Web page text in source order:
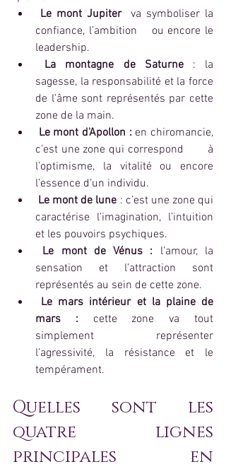
Le mont Jupiter
  va symboliser la
confiance, l’ambition 	ou encore le
leadership.
La montagne de Saturne : la
sagesse, la responsabilité et la force
de l’âme sont représentés par cette
zone de la main.
Le mont d'Apollon : en chiromancie,
c’est une zone qui correspond 	à
l’optimisme, la vitalité ou encore
l’essence d’un individu.
Le mont de lune : c’est une zone qui
caractérise l’imagination, l’intuition
et les pouvoirs psychiques.
Le mont de Vénus : l’amour, la
sensation et l’attraction sont
représentés au sein de cette zone.
Le mars intérieur et la plaine de
mars : cette zone va tout
simplement représenter
l’agressivité, la résistance et le
tempérament.
Quelles sont les
quatre lignes
principales en